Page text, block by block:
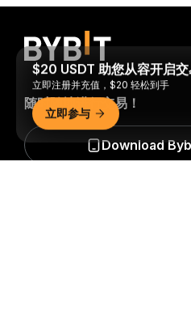
随时随地进行交易！
Download
$20 USDT 助您从容开启
立即注册并充值，$20 轻松到手
立即参与